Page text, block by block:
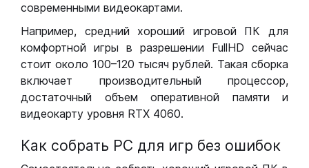
современными видеокартами.
Например, средний хороший игровой ПК для
комфортной игры в разрешении FullHD сейчас
стоит около 100–120 тысяч рублей. Такая сборка
включает производительный процессор,
достаточный объем оперативной памяти и
видеокарту уровня RTX 4060.
Как собрать РС для игр без ошибок